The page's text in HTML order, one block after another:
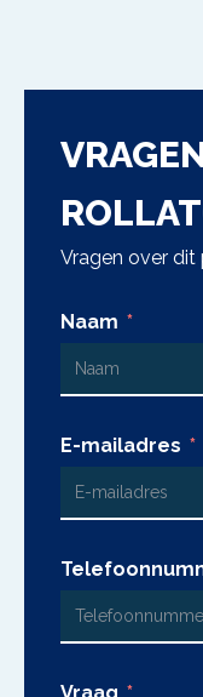
Vragen over
Naam
E-mailadres
Vraag